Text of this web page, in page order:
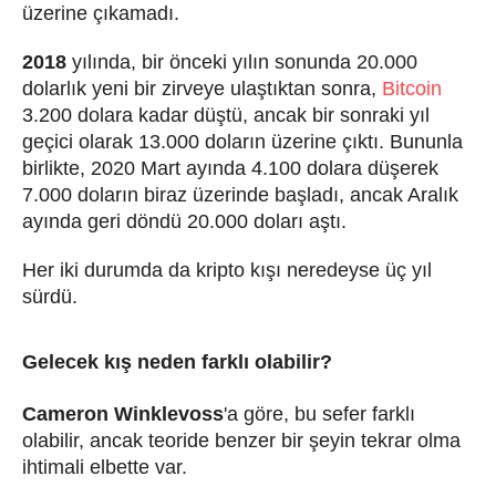
üzerine çıkamadı.
2018 yılında, bir önceki yılın sonunda 20.000
dolarlık yeni bir zirveye ulaştıktan sonra, Bitcoin
3.200 dolara kadar düştü, ancak bir sonraki yıl
geçici olarak 13.000 doların üzerine çıktı. Bununla
birlikte, 2020 Mart ayında 4.100 dolara düşerek
7.000 doların biraz üzerinde başladı, ancak Aralık
ayında geri döndü 20.000 doları aştı.
Her iki durumda da kripto kışı neredeyse üç yıl
sürdü.
Gelecek kış neden farklı olabilir?
Cameron Winklevoss'a göre, bu sefer farklı
olabilir, ancak teoride benzer bir şeyin tekrar olma
ihtimali elbette var.